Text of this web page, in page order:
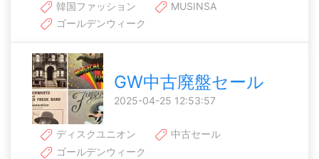
韓国ファッション
MUSINSA
ゴールデンウィーク
GW中古廃盤セール
2025-04-25 12:53:57
ディスクユニオン
中古セール
ゴールデンウィーク